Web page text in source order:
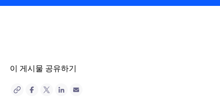
이 게시물 공유하기